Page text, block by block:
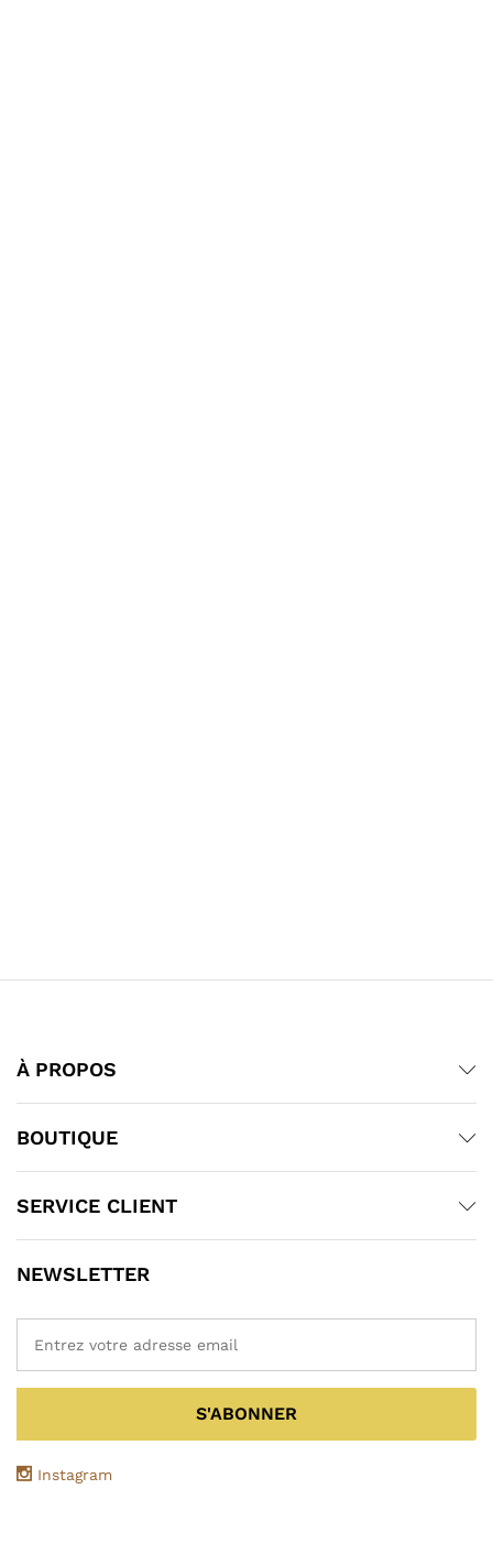
À PROPOS
BOUTIQUE
SERVICE CLIENT
NEWSLETTER
Instagram